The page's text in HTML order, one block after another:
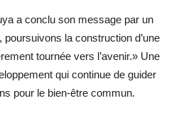
a conclu son message par un
la construction d’une
tournée vers l’avenir.» Une
qui continue de guider
pour le bien-être commun.